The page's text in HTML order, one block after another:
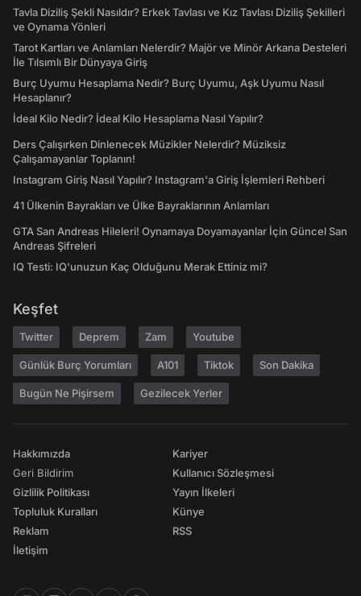
Tavla Diziliş Şekli Nasıldır? Erkek Tavlası ve Kız Tavlası Diziliş Şekilleri
ve Oynama Yönleri
Tarot Kartları ve Anlamları Nelerdir? Majör ve Minör Arkana Desteleri
İle Tılsımlı Bir Dünyaya Giriş
Burç Uyumu Hesaplama Nedir? Burç Uyumu, Aşk Uyumu Nasıl
Hesaplanır?
İdeal Kilo Nedir? İdeal Kilo Hesaplama Nasıl Yapılır?
Ders Çalışırken Dinlenecek Müzikler Nelerdir? Müziksiz
Çalışamayanlar Toplanın!
Instagram Giriş Nasıl Yapılır? Instagram'a Giriş İşlemleri Rehberi
41 Ülkenin Bayrakları ve Ülke Bayraklarının Anlamları
GTA San Andreas Hileleri! Oynamaya Doyamayanlar İçin Güncel San
Andreas Şifreleri
IQ Testi: IQ'unuzun Kaç Olduğunu Merak Ettiniz mi?
Keşfet
Twitter Deprem Zam Youtube
Günlük Burç Yorumları A101 Tiktok Son Dakika
Bugün Ne Pişirsem Gezilecek Yerler
Hakkımızda
Geri Bildirim
Gizlilik Politikası
Topluluk Kuralları
Reklam
İletişim
Kariyer
Kullanıcı Sözleşmesi
Yayın İlkeleri
Künye
RSS